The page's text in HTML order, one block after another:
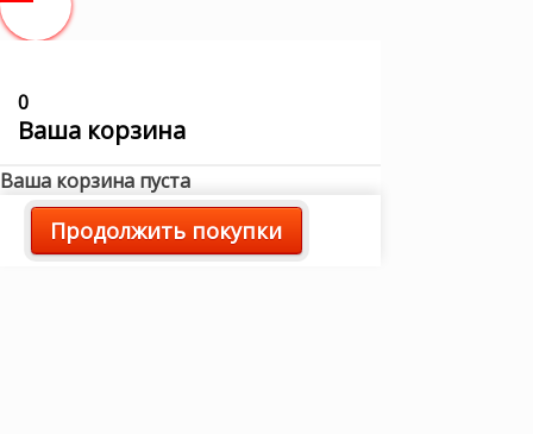
0
Ваша корзина
Ваша корзина пуста
Продолжить покупки